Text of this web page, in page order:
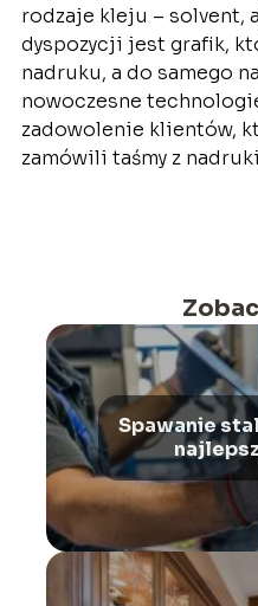
rodzaje kleju – solvent,
dyspozycji jest grafik,
nadruku, a do samego
nowoczesne
zadowolenie klientów,
zamówili taśmy z
Spawanie